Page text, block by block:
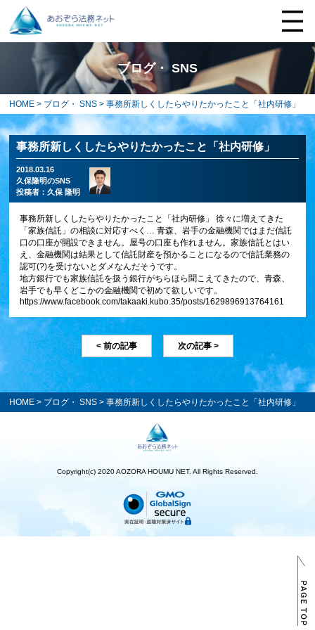
ブログ・ SNS
HOME > ブログ・ SNS > 事務所新しくしたらやりたかったこと「社内研修」
事務所新しくしたらやりたかったこと「社内研修」
2018.03.16
久保隆明のSNS
投稿者：久保 隆明
事務所新しくしたらやりたかったこと「社内研修」 徐々に増えてきた
「家族信託」の相談に対応すべく… 青森、岩手の金融機関ではまだ信託
口の口座が開設できません。屋号の口座も作れません。家族信託とはい
え、金融機関は結果として信託財産を預かることになるので信託業務の
認可(?)を受けないとダメなんだそうです。
地方銀行でも家族信託を扱う銀行がちらほら聞こえてきたので、青森、
岩手でも早くどこかの金融機関で初めて欲しいです。
https://www.facebook.com/takaaki.kubo.35/posts/1629896913764161
< 前の記事 次の記事 >
HOME > ブログ・ SNS > 事務所新しくしたらやりたかったこと「社内研修」
Copyright(c) 2020 AOZORA HOUMU NET. All Rights Reserved.